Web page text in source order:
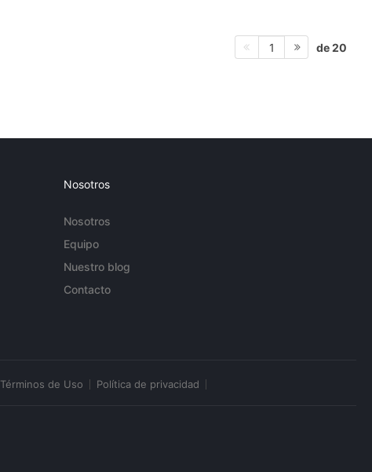
1 de 20
Nosotros
Nosotros
Equipo
Nuestro blog
Contacto
Términos de Uso Política de privacidad